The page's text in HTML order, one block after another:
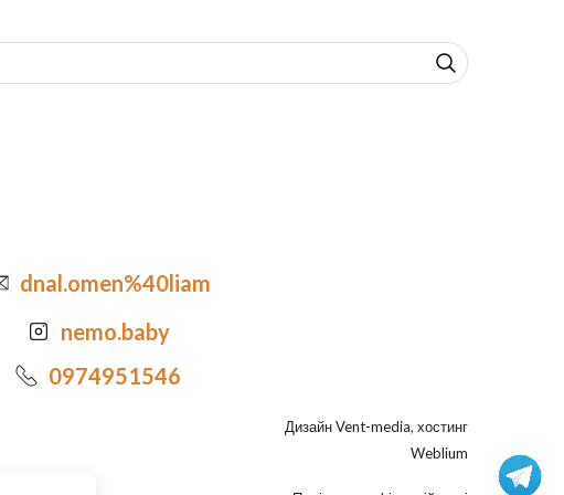
dnal.omen%40liam
nemo.baby
0974951546
ДизайнVent-media, хостинг
Weblium